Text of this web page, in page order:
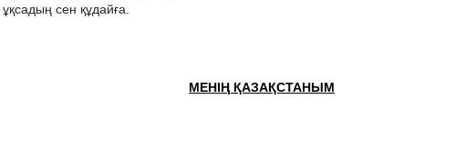
сен құдайға.
МЕНІҢ ҚАЗАҚСТАНЫМ